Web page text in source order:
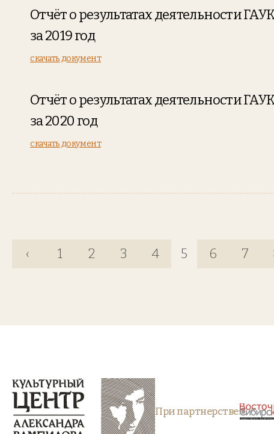
Отчёт о результатах деятельности
за 2019 год
скачать документ
Отчёт о результатах деятельности
за 2020 год
скачать документ
‹ 1 2 3 4 5 6 7
При партнерстве: